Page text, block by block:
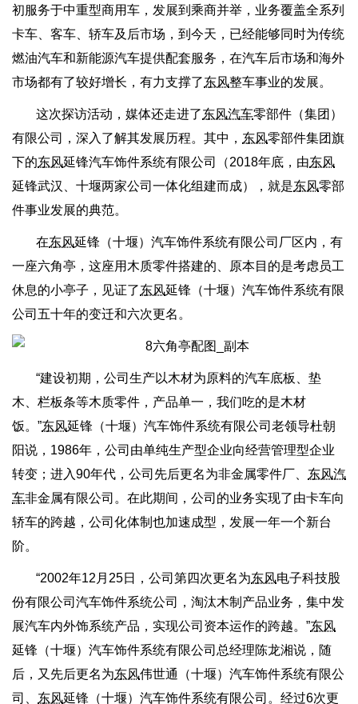
初服务于中重型商用车，发展到乘商并举，业务覆盖全系列
卡车、客车、轿车及后市场，到今天，已经能够同时为传统
燃油汽车和新能源汽车提供配套服务，在汽车后市场和海外
市场都有了较好增长，有力支撑了东风整车事业的发展。
这次探访活动，媒体还走进了东风汽车零部件（集团）
有限公司，深入了解其发展历程。其中， 东风零部件集团旗
下的东风延锋汽车饰件系统有限公司（2018年底，由东风
延锋武汉、十堰两家公司一体化组建而成），就是东风零部
件事业发展的典范。
在东风延锋（十堰）汽车饰件系统有限公司厂区内，有
一座六角亭，这座用木质零件搭建的、原本目的是考虑员工
休息的小亭子，见证了东风延锋（十堰）汽车饰件系统有限
公司五十年的变迁和六次更名。
“建设初期，公司生产以木材为原料的汽车底板、垫
木、栏板条等木质零件，产品单一，我们吃的是木材
饭。”东风延锋（十堰）汽车饰件系统有限公司老领导杜朝
阳说，1986年，公司由单纯生产型企业向经营管理型企业
转变；进入90年代，公司先后更名为非金属零件厂、 东风汽
车非金属有限公司。在此期间，公司的业务实现了由卡车向
轿车的跨越，公司化体制也加速成型，发展一年一个新台
阶。
“2002年12月25日，公司第四次更名为东风电子科技股
份有限公司汽车饰件系统公司，淘汰木制产品业务，集中发
展汽车内外饰系统产品，实现公司资本运作的跨越。”东风
延锋（十堰）汽车饰件系统有限公司总经理陈龙湘说，随
后，又先后更名为东风伟世通（十堰）汽车饰件系统有限公
司、 东风延锋（十堰）汽车饰件系统有限公司。经过6次更